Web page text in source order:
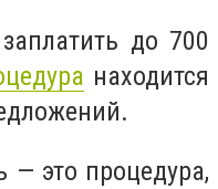
до 700
находится
— это процедура,